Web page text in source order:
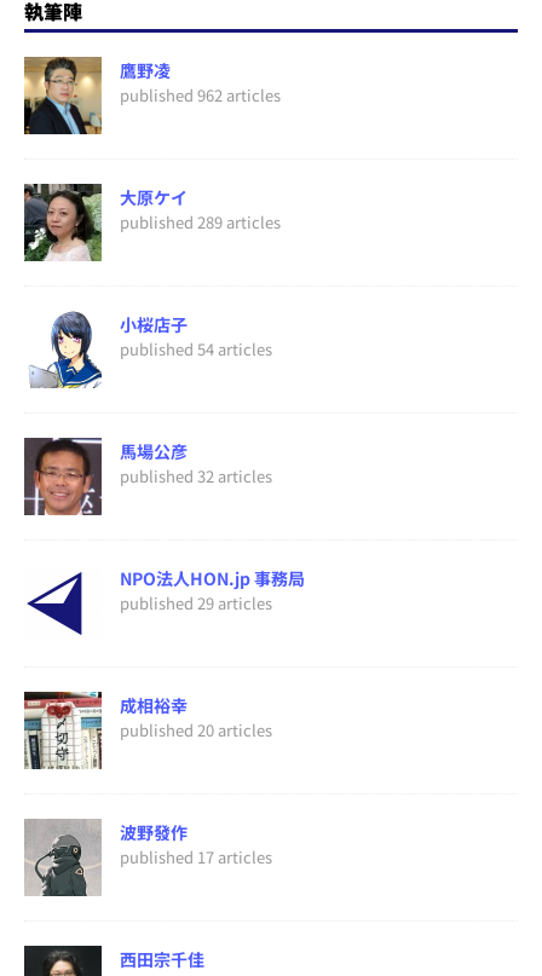
執筆陣
鷹野凌
published 962 articles
大原ケイ
published 289 articles
小桜店子
published 54 articles
馬場公彦
published 32 articles
NPO法人HON.jp 事務局
published 29 articles
成相裕幸
published 20 articles
波野發作
published 17 articles
西田宗千佳